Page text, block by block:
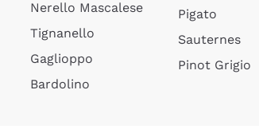
Nerello Mascalese
Tignanello
Gaglioppo
Bardolino
Pigato
Sauternes
Pinot Grigio